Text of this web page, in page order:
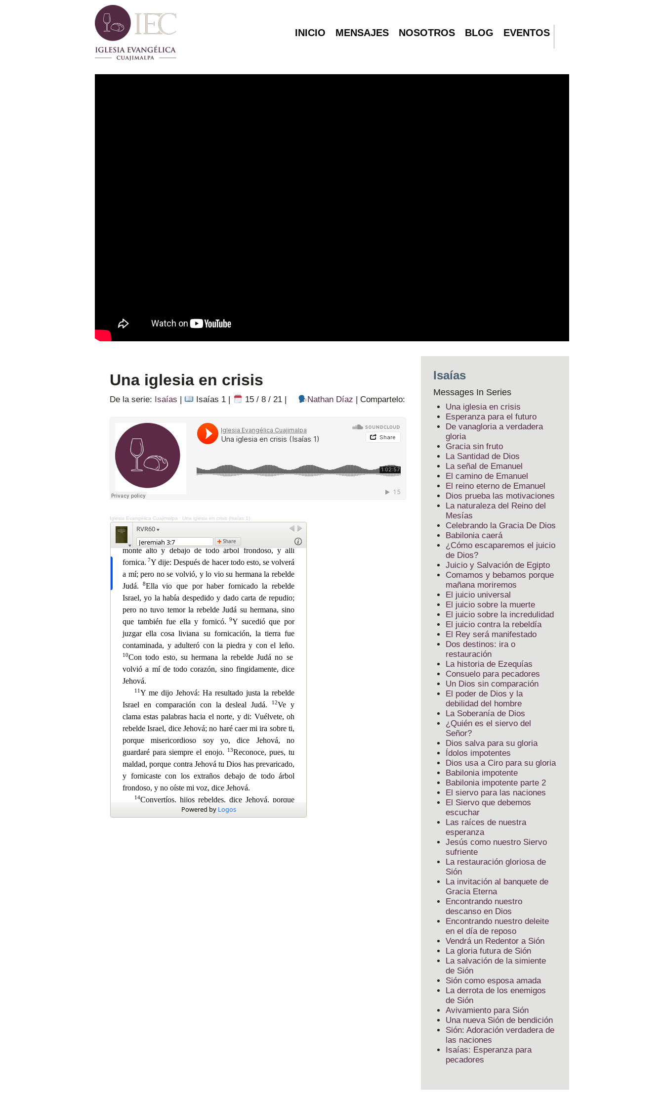
INICIO MENSAJES NOSOTROS BLOG EVENTOS
Una iglesia en crisis
De la serie: Isaías | Isaías 1 | 15 / 8 / 21 | Nathan Díaz | Compartelo:
Iglesia Evangélica Cuajimalpa · Una iglesia en crisis (Isaías 1)
Isaías
Messages In Series
Una iglesia en crisis
Esperanza para el futuro
De vanagloria a verdadera
gloria
Gracia sin fruto
La Santidad de Dios
La señal de Emanuel
El camino de Emanuel
El reino eterno de Emanuel
Dios prueba las motivaciones
La naturaleza del Reino del
Mesías
Celebrando la Gracia De Dios
Babilonia caerá
¿Cómo escaparemos el juicio
de Dios?
Juicio y Salvación de Egipto
Comamos y bebamos porque
mañana moriremos
El juicio universal
El juicio sobre la muerte
El juicio sobre la incredulidad
El juicio contra la rebeldía
El Rey será manifestado
Dos destinos: ira o
restauración
La historia de Ezequías
Consuelo para pecadores
Un Dios sin comparación
El poder de Dios y la
debilidad del hombre
La Soberanía de Dios
¿Quién es el siervo del
Señor?
Dios salva para su gloria
Ídolos impotentes
Dios usa a Ciro para su gloria
Babilonia impotente
Babilonia impotente parte 2
El siervo para las naciones
El Siervo que debemos
escuchar
Las raíces de nuestra
esperanza
Jesús como nuestro Siervo
sufriente
La restauración gloriosa de
Sión
La invitación al banquete de
Gracia Eterna
Encontrando nuestro
descanso en Dios
Encontrando nuestro deleite
en el día de reposo
Vendrá un Redentor a Sión
La gloria futura de Sión
La salvación de la simiente
de Sión
Sión como esposa amada
La derrota de los enemigos
de Sión
Avivamiento para Sión
Una nueva Sión de bendición
Sión: Adoración verdadera de
las naciones
Isaías: Esperanza para
pecadores